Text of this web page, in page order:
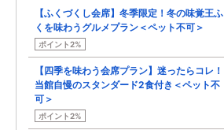
【ふくづくし会席】冬季限定！冬の味覚王ふ
くを味わうグルメプラン＜ペット不可＞
ポイント2%
【四季を味わう会席プラン】迷ったらコレ！
当館自慢のスタンダード2食付き＜ペット不
可＞
ポイント2%